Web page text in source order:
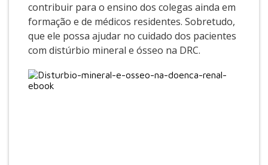
contribuir para o ensino dos colegas ainda em
formação e de médicos residentes. Sobretudo,
que ele possa ajudar no cuidado dos pacientes
com distúrbio mineral e ósseo na DRC.